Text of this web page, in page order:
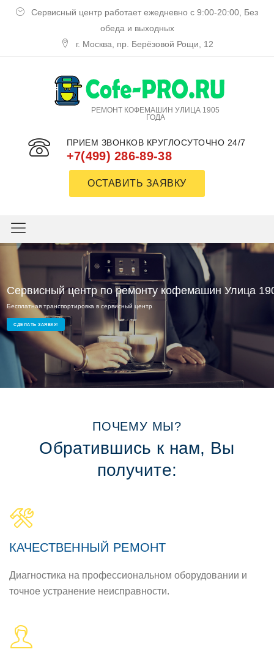
Сервисный центр работает ежедневно с 9:00-20:00, Без
обеда и выходных
г. Москва, пр. Берёзовой Рощи, 12
РЕМОНТ КОФЕМАШИН УЛИЦА 1905
ГОДА
ПРИЕМ ЗВОНКОВ КРУГЛОСУТОЧНО 24/7
+7(499) 286-89-38
ОСТАВИТЬ ЗАЯВКУ
Сервисный центр по ремонту кофемашин Улица
Бесплатная транспортировка в сервисный центр
Ремонт кофемашин на дому или в офисе
СДЕЛАТЬ ЗАЯВКУ!
ПОЧЕМУ МЫ?
Обратившись к нам, Вы
получите:
КАЧЕСТВЕННЫЙ РЕМОНТ
Диагностика на профессиональном оборудовании и
точное устранение неисправности.